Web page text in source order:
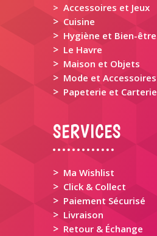
> Accessoires et Jeux
> Cuisine
> Hygiène et Bien-être
> Le Havre
> Maison et Objets
> Mode et Accessoires
> Papeterie et Carterie
SERVICES
> Ma Wishlist
> Click & Collect
> Paiement Sécurisé
> Livraison
> Retour & Échange